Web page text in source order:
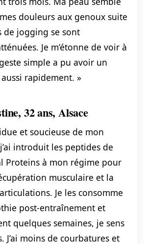
douleurs aux genoux suite
de jogging se sont
Je m’étonne de voir à
simple a pu avoir un
rapidement. »
32 ans, Alsace
et soucieuse de mon
introduit les peptides de
Proteins à mon régime pour
musculaire et la
Je les consomme
post-entraînement et
quelques semaines, je sens
J’ai moins de courbatures et